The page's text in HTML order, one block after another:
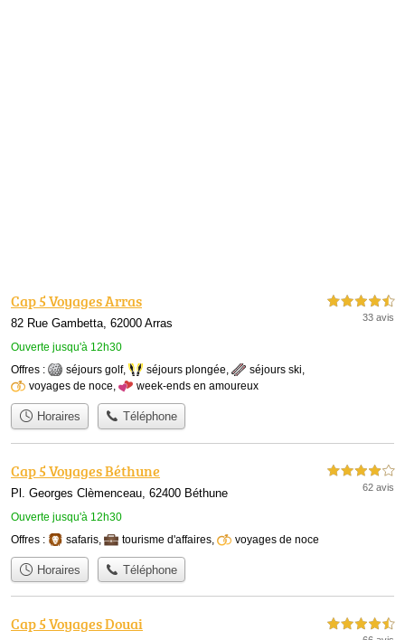
Cap 5 Voyages Arras
82 Rue Gambetta, 62000 Arras
Ouverte jusqu'à 12h30
4,5 étoiles sur 5
33 avis
Offres : séjours golf, séjours plongée, séjours ski,
voyages de noce, week-ends en amoureux
Horaires Téléphone
Cap 5 Voyages Béthune
Pl. Georges Clèmenceau, 62400 Béthune
Ouverte jusqu'à 12h30
4,0 étoiles sur 5
62 avis
Offres : safaris tourisme d'affaires voyages de noce
Horaires Téléphone
Cap 5 Voyages Douai 4,5 étoiles sur 5